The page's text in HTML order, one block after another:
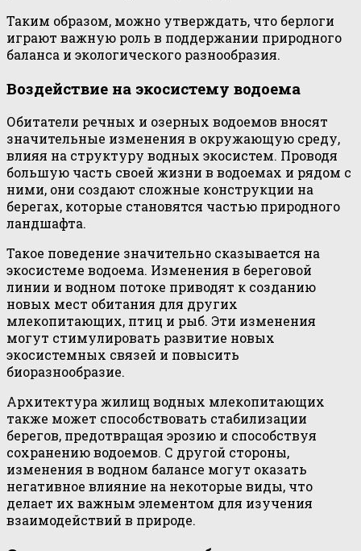
Таким образом, можно утверждать, что берлоги
играют важную роль в поддержании природного
баланса и экологического разнообразия.
Воздействие на экосистему водоема
Обитатели речных и озерных водоемов вносят
значительные изменения в окружающую среду,
влияя на структуру водных экосистем. Проводя
большую часть своей жизни в водоемах и рядом с
ними, они создают сложные конструкции на
берегах, которые становятся частью природного
ландшафта.
Такое поведение значительно сказывается на
экосистеме водоема. Изменения в береговой
линии и водном потоке приводят к созданию
новых мест обитания для других
млекопитающих, птиц и рыб. Эти изменения
могут стимулировать развитие новых
экосистемных связей и повысить
биоразнообразие.
Архитектура жилищ водных млекопитающих
также может способствовать стабилизации
берегов, предотвращая эрозию и способствуя
сохранению водоемов. С другой стороны,
изменения в водном балансе могут оказать
негативное влияние на некоторые виды, что
делает их важным элементом для изучения
взаимодействий в природе.